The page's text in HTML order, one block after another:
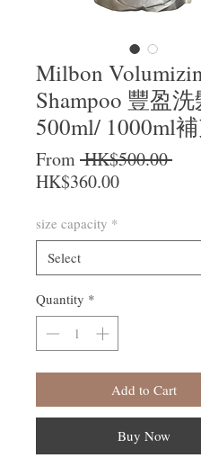
Milbon
Shampoo 豐盈
500ml/ 1000ml
From HK$500.00
HK$360.00Sale Price
size capacity *
Quantity *
Add to Cart
Buy Now